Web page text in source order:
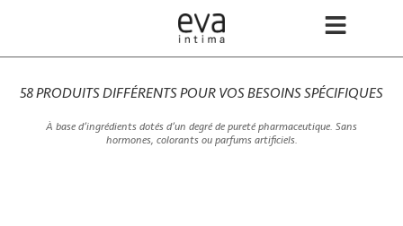
58 PRODUITS DIFFÉRENTS POUR VOS BESOINS SPÉCIFIQUES
À base d’ingrédients dotés d’un degré de pureté pharmaceutique. Sans
hormones, colorants ou parfums artificiels.